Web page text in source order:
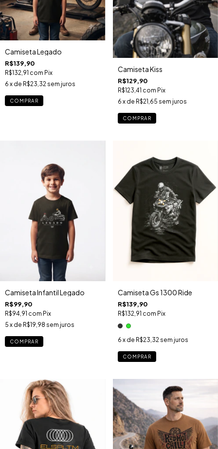
Camiseta Legado
R$139,90
R$132,91 com Pix
6 x de R$23,32 sem juros
COMPRAR
Camiseta Kiss
R$129,90
R$123,41 com Pix
6 x de R$21,65 sem juros
COMPRAR
Camiseta Infantil Legado
R$99,90
R$94,91 com Pix
5 x de R$19,98 sem juros
COMPRAR
Camiseta Gs 1300 Ride
R$139,90
R$132,91 com Pix
6 x de R$23,32 sem juros
COMPRAR